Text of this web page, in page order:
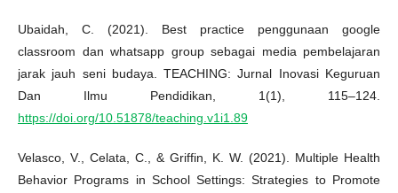
Ubaidah, C. (2021). Best practice penggunaan google
classroom dan whatsapp group sebagai media pembelajaran
jarak jauh seni budaya. TEACHING: Jurnal Inovasi Keguruan
Dan Ilmu Pendidikan, 1(1), 115–124.
https://doi.org/10.51878/teaching.v1i1.89
Velasco, V., Celata, C., & Griffin, K. W. (2021). Multiple Health
Behavior Programs in School Settings: Strategies to Promote